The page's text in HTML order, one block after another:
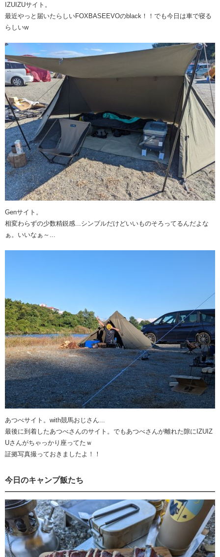
IZUIZUサイト。
最近やっと届いたらしいFOXBASEEVOのblack！！でも今日は車で寝る
らしいw
Genサイト。
相変わらずの少数精鋭感...シンプルだけどいいものそろってるんだよな
ぁ。いいなぁ～...
あつべサイト。with競馬おじさん...
最後に到着したあつべさんのサイト。でもあつべさんが離れた隙にIZUIZ
Uさんがちゃっかり座ってたｗ
証拠写真撮っておきましたよ！！
今日のキャンプ飯たち